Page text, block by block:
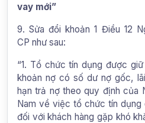
vay mới”
9. Sửa đổi khoản 1 Điều 12
CP như sau:
“1. Tổ chức tín dụng được
khoản nợ có số dư nợ gốc,
hạn trả nợ theo quy định của
Nam về việc tổ chức tín
đối với khách hàng gặp khó